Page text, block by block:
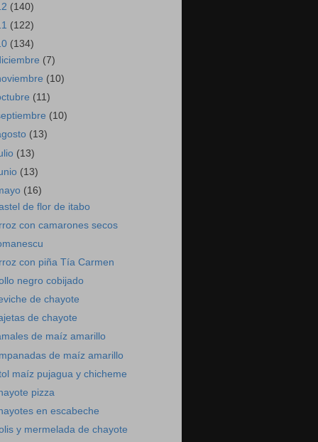
(140)
(122)
(134)
(7)
(10)
(11)
(10)
(13)
(13)
(13)
(16)
de flor de itabo
con camarones secos
con piña Tía Carmen
negro cobijado
de chayote
de chayote
de maíz amarillo
de maíz amarillo
maíz pujagua y chicheme
pizza
en escabeche
y mermelada de chayote